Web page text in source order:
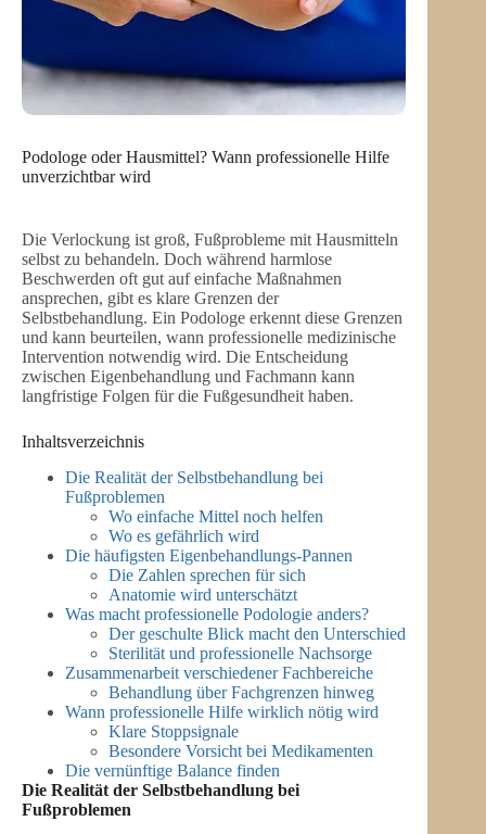
Podologe oder Hausmittel? Wann professionelle Hilfe
unverzichtbar wird
Die Verlockung ist groß, Fußprobleme mit Hausmitteln
selbst zu behandeln. Doch während harmlose
Beschwerden oft gut auf einfache Maßnahmen
ansprechen, gibt es klare Grenzen der
Selbstbehandlung. Ein Podologe erkennt diese Grenzen
und kann beurteilen, wann professionelle medizinische
Intervention notwendig wird. Die Entscheidung
zwischen Eigenbehandlung und Fachmann kann
langfristige Folgen für die Fußgesundheit haben.
Inhaltsverzeichnis
Die Realität der Selbstbehandlung bei
Fußproblemen
Wo einfache Mittel noch helfen
Wo es gefährlich wird
Die häufigsten Eigenbehandlungs-Pannen
Die Zahlen sprechen für sich
Anatomie wird unterschätzt
Was macht professionelle Podologie anders?
Der geschulte Blick macht den Unterschied
Sterilität und professionelle Nachsorge
Zusammenarbeit verschiedener Fachbereiche
Behandlung über Fachgrenzen hinweg
Wann professionelle Hilfe wirklich nötig wird
Klare Stoppsignale
Besondere Vorsicht bei Medikamenten
Die vernünftige Balance finden
Die Realität der Selbstbehandlung bei
Fußproblemen